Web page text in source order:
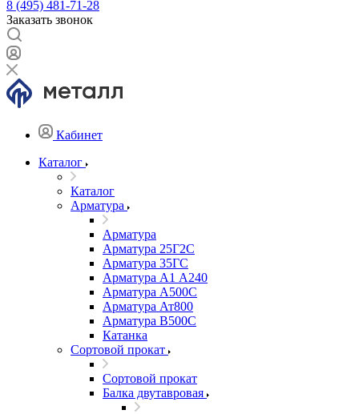
8 (495) 481-71-28
Заказать звонок
Кабинет
Каталог
Каталог
Арматура
Арматура
Арматура 25Г2С
Арматура 35ГС
Арматура А1 А240
Арматура А500С
Арматура Ат800
Арматура В500С
Катанка
Сортовой прокат
Сортовой прокат
Балка двутавровая